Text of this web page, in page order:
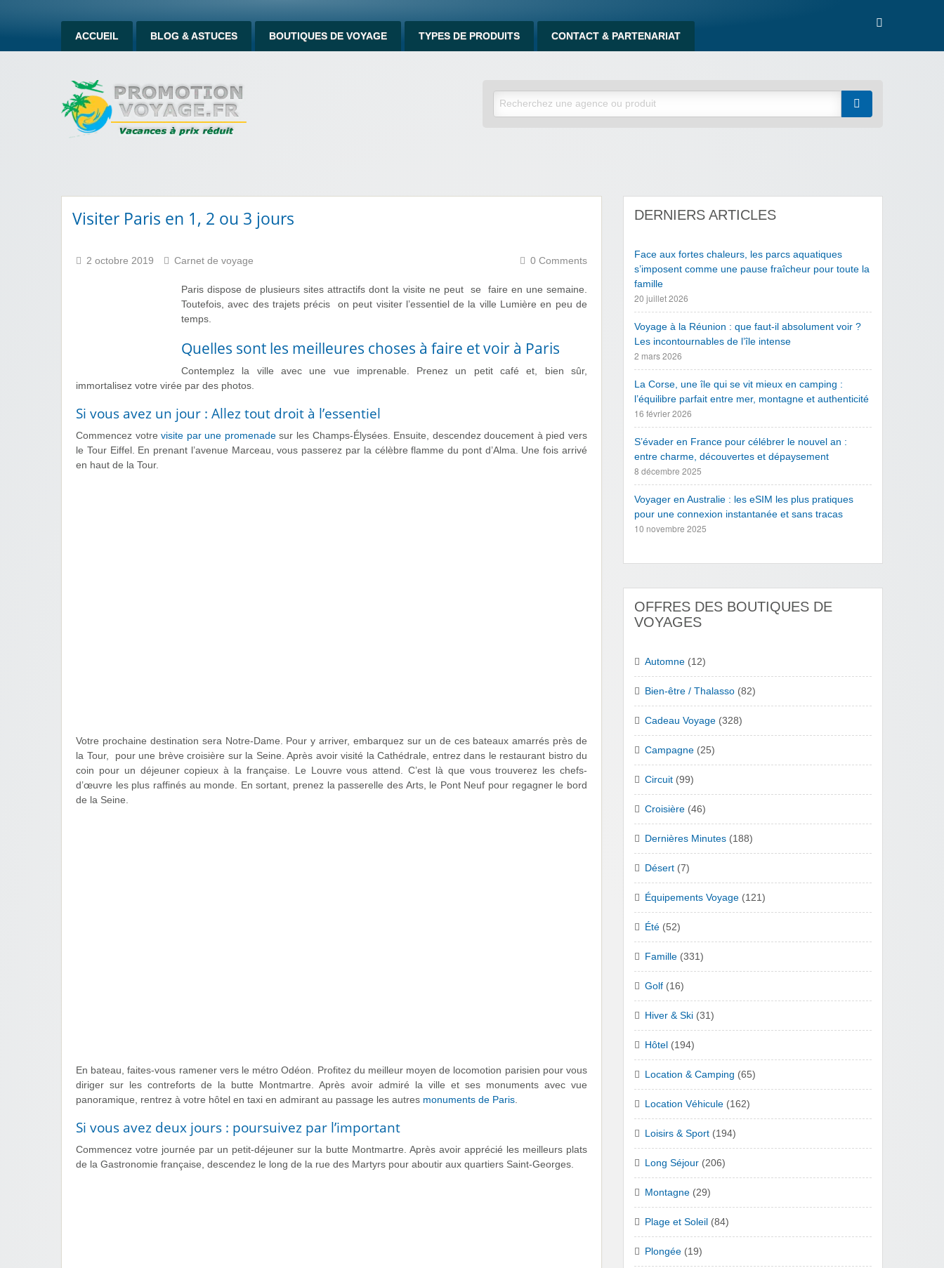
ACCUEIL BLOG & ASTUCES BOUTIQUES DE VOYAGE TYPES DE PRODUITS CONTACT & PARTENARIAT
Visiter Paris en 1, 2 ou 3 jours
2 octobre 2019 Carnet de voyage 0 Comments
Paris dispose de plusieurs sites attractifs dont la visite ne peut se faire en une semaine.
Toutefois, avec des trajets précis on peut visiter l’essentiel de la ville Lumière en peu de
temps.
Quelles sont les meilleures choses à faire et voir à Paris
Contemplez la ville avec une vue imprenable. Prenez un petit café et, bien sûr,
immortalisez votre virée par des photos.
Si vous avez un jour : Allez tout droit à l’essentiel
Commencez votrevisite par une promenadesur les Champs-Élysées. Ensuite, descendez doucement à pied vers
le Tour Eiffel. En prenant l’avenue Marceau, vous passerez par la célèbre flamme du pont d’Alma. Une fois arrivé
en haut de la Tour.
Votre prochaine destination sera Notre-Dame. Pour y arriver, embarquez sur un de ces bateaux amarrés près de
la Tour, pour une brève croisière sur la Seine. Après avoir visité la Cathédrale, entrez dans le restaurant bistro du
coin pour un déjeuner copieux à la française. Le Louvre vous attend. C’est là que vous trouverez les chefs-
d’œuvre les plus raffinés au monde. En sortant, prenez la passerelle des Arts, le Pont Neuf pour regagner le bord
de la Seine.
En bateau, faites-vous ramener vers le métro Odéon. Profitez du meilleur moyen de locomotion parisien pour vous
diriger sur les contreforts de la butte Montmartre. Après avoir admiré la ville et ses monuments avec vue
panoramique, rentrez à votre hôtel en taxi en admirant au passage les autres monuments de Paris.
Si vous avez deux jours : poursuivez par l’important
Commencez votre journée par un petit-déjeuner sur la butte Montmartre. Après avoir apprécié les meilleurs plats
de la Gastronomie française, descendez le long de la rue des Martyrs pour aboutir aux quartiers Saint-Georges.
DERNIERS ARTICLES
Face aux fortes chaleurs, les parcs aquatiques
s’imposent comme une pause fraîcheur pour toute la
famille
20 juillet 2026
Voyage à la Réunion : que faut-il absolument voir ?
Les incontournables de l’île intense
2 mars 2026
La Corse, une île qui se vit mieux en camping :
l’équilibre parfait entre mer, montagne et authenticité
16 février 2026
S’évader en France pour célébrer le nouvel an :
entre charme, découvertes et dépaysement
8 décembre 2025
Voyager en Australie : les eSIM les plus pratiques
pour une connexion instantanée et sans tracas
10 novembre 2025
OFFRES DES BOUTIQUES DE
VOYAGES
Automne (12)
Bien-être / Thalasso (82)
Cadeau Voyage (328)
Campagne (25)
Circuit (99)
Croisière (46)
Dernières Minutes (188)
Désert (7)
Équipements Voyage (121)
Été (52)
Famille (331)
Golf (16)
Hiver & Ski (31)
Hôtel (194)
Location & Camping (65)
Location Véhicule (162)
Loisirs & Sport (194)
Long Séjour (206)
Montagne (29)
Plage et Soleil (84)
Plongée (19)